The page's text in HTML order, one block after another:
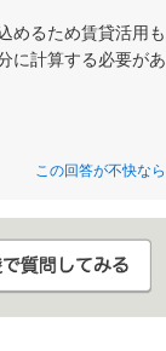
めるため賃貸活用も
に計算する必要があ
この回答が不快なら